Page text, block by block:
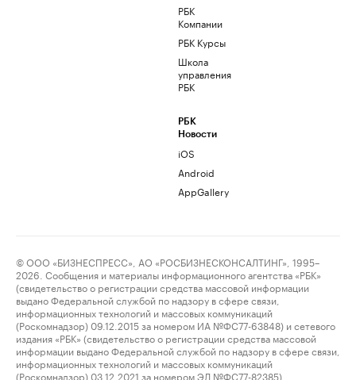
РБК
Компании
РБК Курсы
Школа
управления
РБК
РБК
Новости
iOS
Android
AppGallery
© ООО «БИЗНЕСПРЕСС», АО «РОСБИЗНЕСКОНСАЛТИНГ», 1995–
2026. Сообщения и материалы информационного агентства «РБК»
(свидетельство о регистрации средства массовой информации
выдано Федеральной службой по надзору в сфере связи,
информационных технологий и массовых коммуникаций
(Роскомнадзор) 09.12.2015 за номером ИА №ФС77-63848) и сетевого
издания «РБК» (свидетельство о регистрации средства массовой
информации выдано Федеральной службой по надзору в сфере связи,
информационных технологий и массовых коммуникаций
(Роскомнадзор) 03.12.2021 за номером ЭЛ №ФС77-82385)